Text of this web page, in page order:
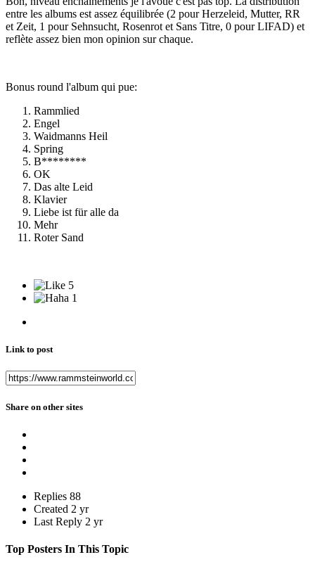
entre les albums est assez équilibrée (2 pour Herzeleid, Mutter, RR
et Zeit, 1 pour Sehnsucht, Rosenrot et Sans Titre, 0 pour LIFAD) et
reflète assez bien mon opinion sur chaque.
Bonus round l'album qui pue:
Rammlied
Engel
Waidmanns Heil
Spring
B********
OK
Das alte Leid
Klavier
Liebe ist für alle da
Mehr
Roter Sand
5
1
Link to post
Share on other sites
Replies 88
Created 2 yr
Last Reply 2 yr
Top Posters In This Topic